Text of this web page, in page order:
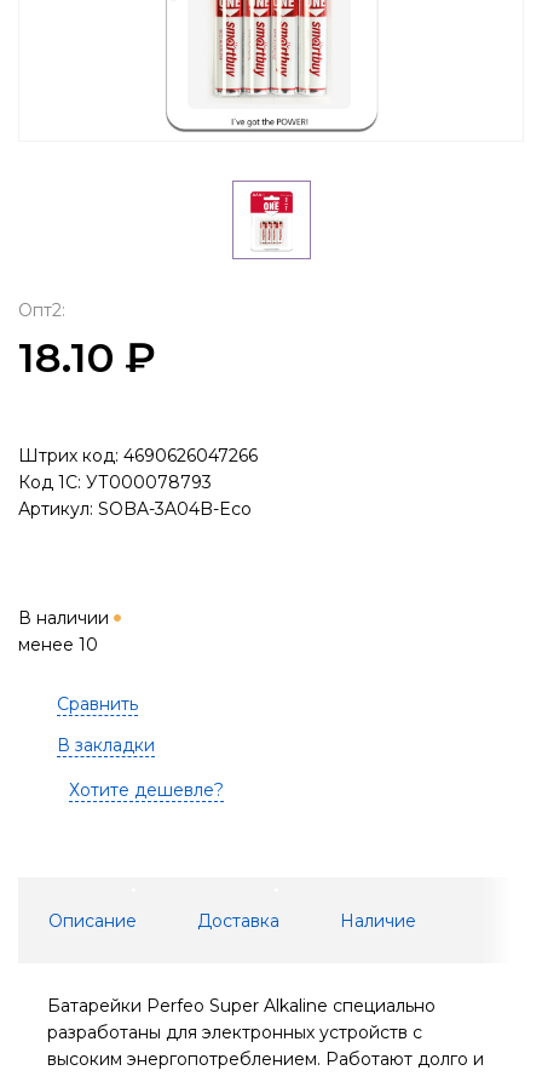
Опт2:
18.10 ₽
Штрих код: 4690626047266
Код 1С: УТ000078793
Артикул: SOBA-3A04B-Eco
В наличии
менее 10
Сравнить
В закладки
Хотите дешевле?
Описание Доставка Наличие
Батарейки Perfeo Super Alkaline специально
разработаны для электронных устройств с
высоким энергопотреблением. Работают долго и